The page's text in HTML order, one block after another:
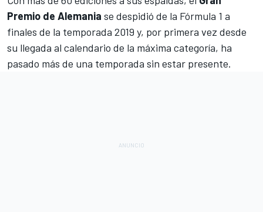
Premio de Alemania se despidió de la Fórmula 1 a
finales de la temporada 2019 y, por primera vez desde
su llegada al calendario de la máxima categoría, ha
pasado más de una temporada sin estar presente.